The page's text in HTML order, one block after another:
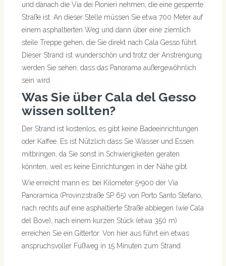
und danach die Via dei Pionieri nehmen, die eine gesperrte
Straße ist. An dieser Stelle müssen Sie etwa 700 Meter auf
einem asphaltierten Weg und dann über eine ziemlich
steile Treppe gehen, die Sie direkt nach Cala Gesso führt.
Dieser Strand ist wunderschön und trotz der Anstrengung
werden Sie sehen, dass das Panorama außergewöhnlich
sein wird.
Was Sie über Cala del Gesso
wissen sollten?
Der Strand ist kostenlos, es gibt keine Badeeinrichtungen
oder Kaffee. Es ist Nützlich dass Sie Wasser und Essen
mitbringen, da Sie sonst in Schwierigkeiten geraten
könnten, weil es keine Einrichtungen in der Nähe gibt.
Wie erreicht mann es: bei Kilometer 5+900 der Via
Panoramica (Provinzstraße SP 65) von Porto Santo Stefano,
nach rechts auf eine asphaltierte Straße abbiegen (wie Cala
del Bove), nach einem kurzen Stück (etwa 350 m)
erreichen Sie ein Gittertor. Von hier aus führt ein etwas
anspruchsvoller Fußweg in 15 Minuten zum Strand.